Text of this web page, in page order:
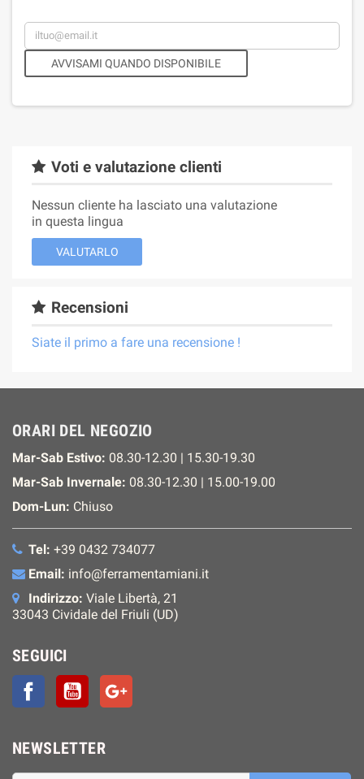
AVVISAMI QUANDO DISPONIBILE
Voti e valutazione clienti
Nessun cliente ha lasciato una valutazione
in questa lingua
VALUTARLO
Recensioni
Siate il primo a fare una recensione !
ORARI DEL NEGOZIO
Mar-Sab Estivo: 08.30-12.30 | 15.30-19.30
Mar-Sab Invernale: 08.30-12.30 | 15.00-19.00
Dom-Lun: Chiuso
Tel: +39 0432 734077
Email: info@ferramentamiani.it
Indirizzo: Viale Libertà, 21
33043 Cividale del Friuli (UD)
SEGUICI
FacebookYouTube
NEWSLETTER